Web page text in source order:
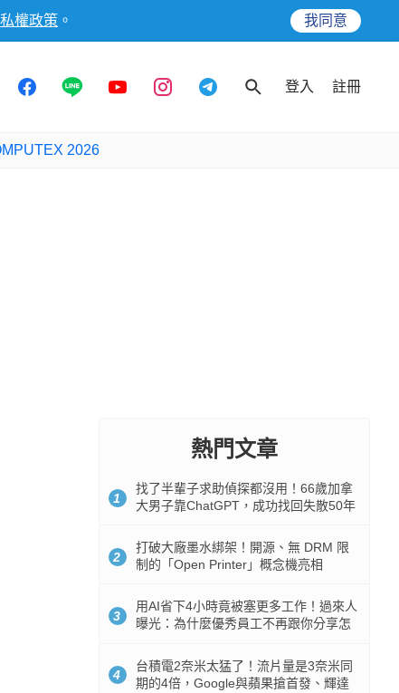
權政策 。 我同意
登入 註冊
2026
熱門文章
1
找了半輩子求助偵探都沒用！66歲加拿
大男子靠ChatGPT，成功找回失散50年
2
打破大廠墨水綁架！開源、無 DRM 限
制的「Open Printer」概念機亮相
3
用AI省下4小時竟被塞更多工作！過來人
曝光：為什麼優秀員工不再跟你分享怎
4
台積電2奈米太猛了！流片量是3奈米同
期的4倍，Google與蘋果搶首發、輝達